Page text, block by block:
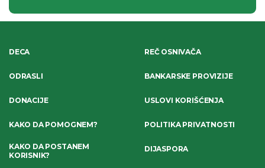
DECA
ODRASLI
DONACIJE
KAKO DA POMOGNEM?
KAKO DA POSTANEM
KORISNIK?
REČ OSNIVAČA
BANKARSKE PROVIZIJE
USLOVI KORIŠĆENJA
POLITIKA PRIVATNOSTI
DIJASPORA